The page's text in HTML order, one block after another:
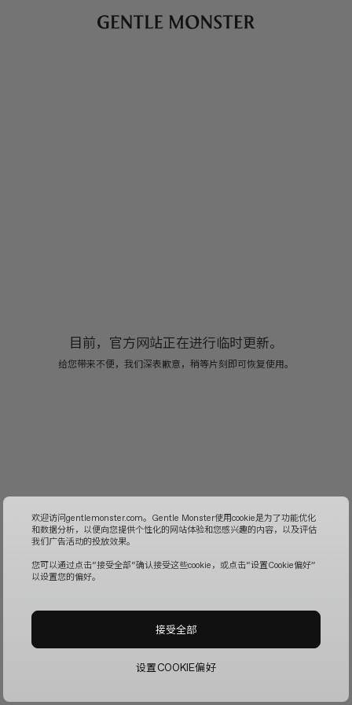
目前，官方网站正在进行临时更新。
给您带来不便，我们深表歉意，稍等片刻即可恢复使用。
欢迎访问gentlemonster.com。Gentle Monster使用cookie是为了功能优化
和数据分析，以便向您提供个性化的网站体验和您感兴趣的内容，以及评估
我们广告活动的投放效果。
您可以通过点击“接受全部“确认接受这些cookie，或点击“设置Cookie偏好”
以设置您的偏好。
设置COOKIE偏好
接受全部